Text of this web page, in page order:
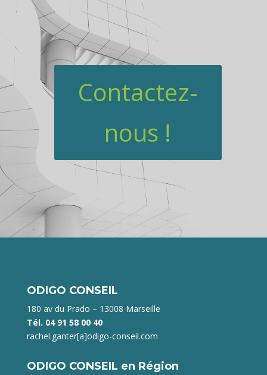
Contactez-
nous !
ODIGO CONSEIL
180 av du Prado – 13008 Marseille
Tél. 04 91 58 00 40
rachel.ganter[a]odigo-conseil.com
ODIGO CONSEIL en Région